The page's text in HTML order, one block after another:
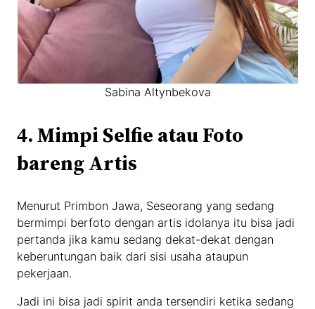
Sabina Altynbekova
4. Mimpi Selfie atau Foto
bareng Artis
Menurut Primbon Jawa, Seseorang yang sedang
bermimpi berfoto dengan artis idolanya itu bisa jadi
pertanda jika kamu sedang dekat-dekat dengan
keberuntungan baik dari sisi usaha ataupun
pekerjaan.
Jadi ini bisa jadi spirit anda tersendiri ketika sedang